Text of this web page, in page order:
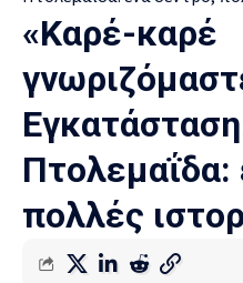
«Καρέ-καρέ
Πτολεμαΐδα:
πολλές